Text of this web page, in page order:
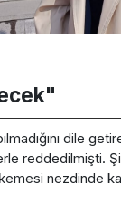
dile
reddedilmişti.
nezdinde